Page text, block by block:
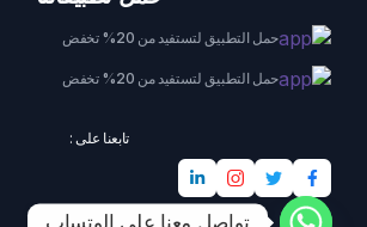
حمل التطبيق لتستفيد من 20% تخفض
حمل التطبيق لتستفيد من 20% تخفض
تابعنا على :
تواصل معنا على الوتساب